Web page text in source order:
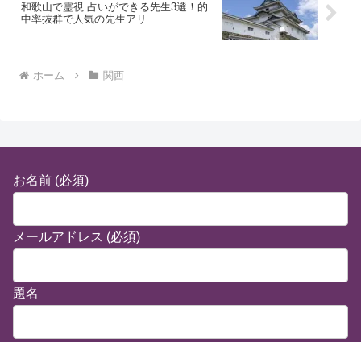
和歌山で霊視 占いができる先生3選！的
中率抜群で人気の先生アリ
ホーム 関西
お名前 (必須)
メールアドレス (必須)
題名